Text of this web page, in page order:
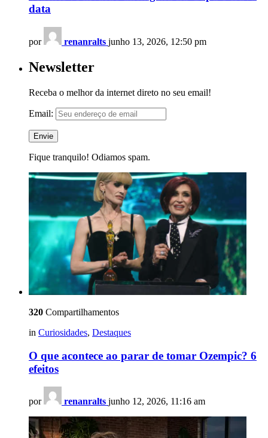
data
por renanralts junho 13, 2026, 12:50 pm
Newsletter
Receba o melhor da internet direto no seu email!
Email:
Fique tranquilo! Odiamos spam.
320 Compartilhamentos
in Curiosidades, Destaques
O que acontece ao parar de tomar Ozempic? 6
efeitos
por renanralts junho 12, 2026, 11:16 am